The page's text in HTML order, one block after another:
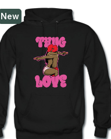
New